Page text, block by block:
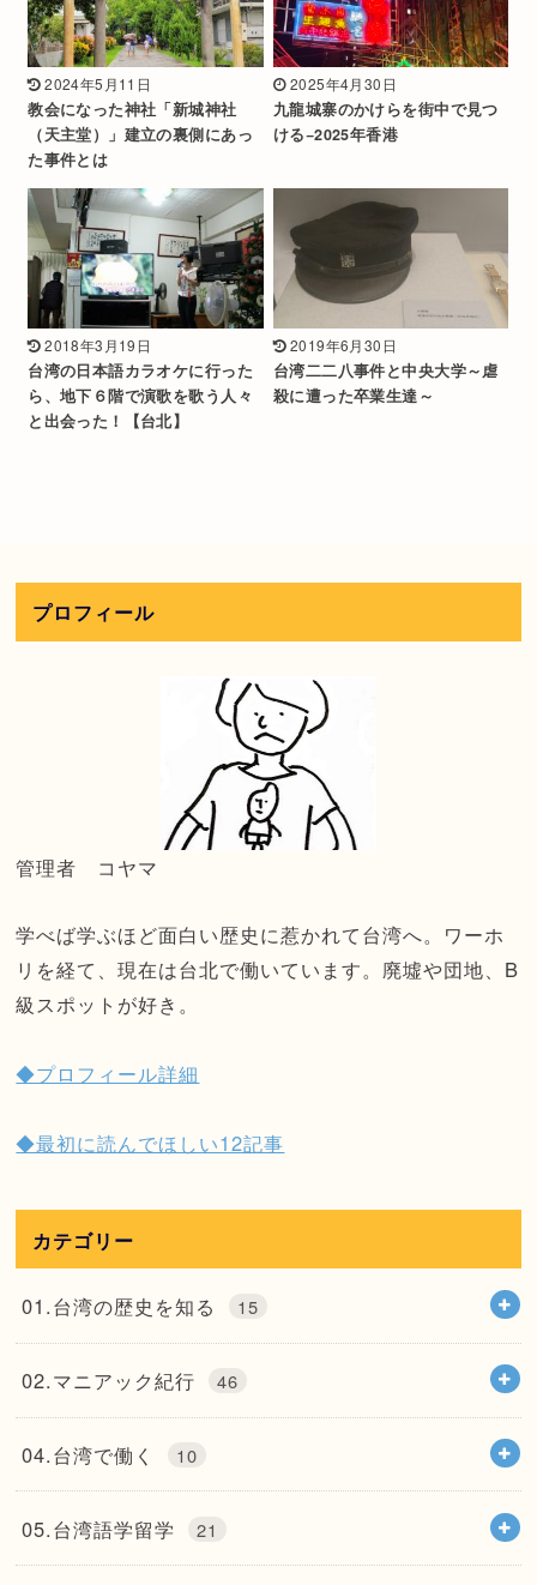
2024年5月11日
教会になった神社「新城神社
（天主堂）」建立の裏側にあっ
た事件とは
2025年4月30日
九龍城寨のかけらを街中で見つ
ける−2025年香港
2018年3月19日
台湾の日本語カラオケに行った
ら、地下６階で演歌を歌う人々
と出会った！【台北】
2019年6月30日
台湾二二八事件と中央大学～虐
殺に遭った卒業生達～
プロフィール
管理者 コヤマ
学べば学ぶほど面白い歴史に惹かれて台湾へ。ワーホ
リを経て、現在は台北で働いています。廃墟や団地、B
級スポットが好き。
◆プロフィール詳細
◆最初に読んでほしい12記事
カテゴリー
01.台湾の歴史を知る 15
02.マニアック紀行 46
04.台湾で働く 10
05.台湾語学留学 21